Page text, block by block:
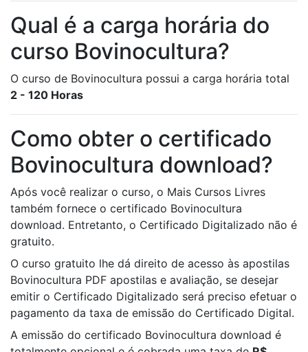
Qual é a carga horária do
curso Bovinocultura?
O curso de Bovinocultura possui a carga horária total
2 - 120 Horas
Como obter o certificado
Bovinocultura download?
Após você realizar o curso, o Mais Cursos Livres
também fornece o certificado Bovinocultura
download. Entretanto, o Certificado Digitalizado não é
gratuito.
O curso gratuito lhe dá direito de acesso às apostilas
Bovinocultura PDF apostilas e avaliação, se desejar
emitir o Certificado Digitalizado será preciso efetuar o
pagamento da taxa de emissão do Certificado Digital.
A emissão do certificado Bovinocultura download é